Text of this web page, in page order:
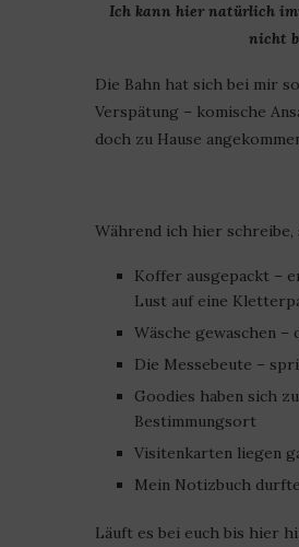
Ich kann hier natürlich
nicht
Die Bahn hat sich bei mir
Verspätung – komische
doch zu Hause
Während ich hier schreibe,
Koffer ausgepackt –
Lust auf eine
Wäsche gewaschen
Die Messebeute –
Goodies haben sich
Bestimmungsort
Visitenkarten liegen
Mein Notizbuch
Läuft es bei euch bis hier